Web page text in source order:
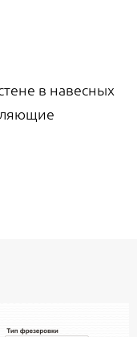
в навесных